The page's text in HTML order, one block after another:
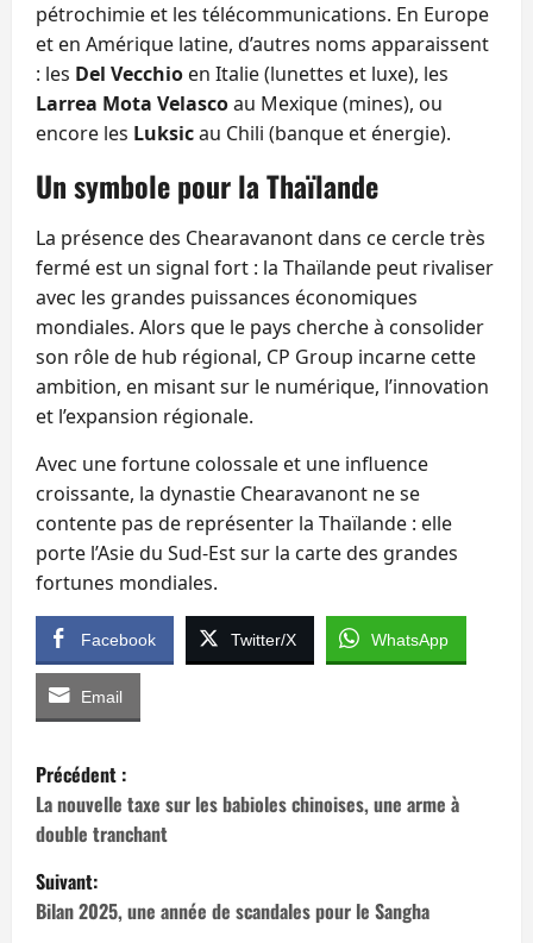
pétrochimie et les télécommunications. En Europe
et en Amérique latine, d’autres noms apparaissent
: les Del Vecchio en Italie (lunettes et luxe), les
Larrea Mota Velascoau Mexique (mines), ou
encore les Luksicau Chili (banque et énergie).
Un symbole pour la Thaïlande
La présence des Chearavanont dans ce cercle très
fermé est un signal fort : la Thaïlande peut rivaliser
avec les grandes puissances économiques
mondiales. Alors que le pays cherche à consolider
son rôle de hub régional, CP Group incarne cette
ambition, en misant sur le numérique, l’innovation
et l’expansion régionale.
Avec une fortune colossale et une influence
croissante, la dynastie Chearavanont ne se
contente pas de représenter la Thaïlande : elle
porte l’Asie du Sud‑Est sur la carte des grandes
fortunes mondiales.
Facebook Twitter/X WhatsApp
Email
N
a
v
i
Précédent :
La nouvelle taxe sur les babioles chinoises, une arme à
double tranchant
Suivant:
Bilan 2025, une année de scandales pour le Sangha